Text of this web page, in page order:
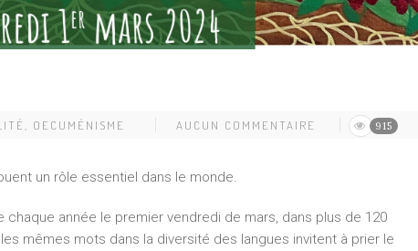
OECUMÉNISME AUCUN COMMENTAIRE 915
un rôle essentiel dans le monde.
année le premier vendredi de mars, dans plus de 120
mêmes mots dans la diversité des langues invitent à prier le